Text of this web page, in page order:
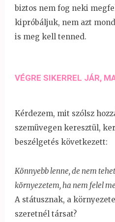
biztos nem fog neki
kipróbáljuk, nem azt
is meg kell tenned.
VÉGRE SIKERREL JÁR,
Kérdezem, mit szólsz
szemüvegen keresztül,
beszélgetés következett:
Könnyebb lenne, de nem
környezetem, ha nem felel
A státusznak, a
szeretnél társat?